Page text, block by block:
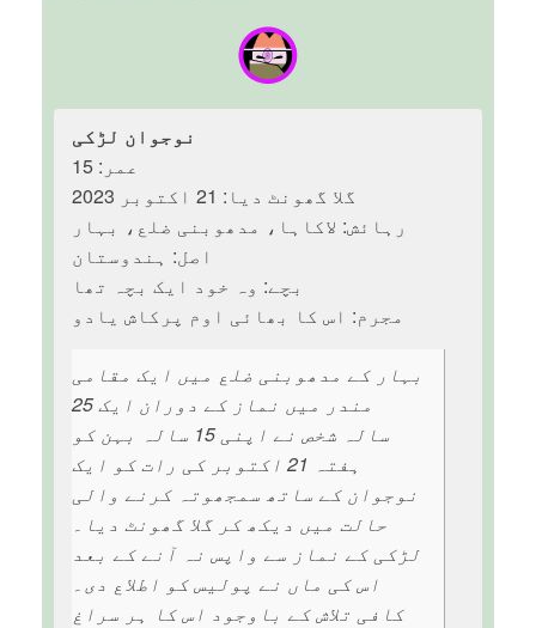
نوجوان لڑکی
عمر: 15
گلا گھونٹ دیا: 21 اکتوبر 2023
رہائش: لاکاہا، مدھوبنی ضلع، بہار
اصل: ہندوستان
بچے: وہ خود ایک بچہ تھا
مجرم: اس کا بھائی اوم پرکاش یادو
بہار کے مدھوبنی ضلع میں ایک مقامی
مندر میں نماز کے دوران ایک 25
سالہ شخص نے اپنی 15 سالہ بہن کو
ہفتہ 21 اکتوبر کی رات کو ایک
نوجوان کے ساتھ سمجھوتہ کرنے والی
حالت میں دیکھ کر گلا گھونٹ دیا۔
لڑکی کے نماز سے واپس نہ آنے کے بعد
اس کی ماں نے پولیس کو اطلاع دی۔
کافی تلاش کے باوجود اس کا ہر سراغ